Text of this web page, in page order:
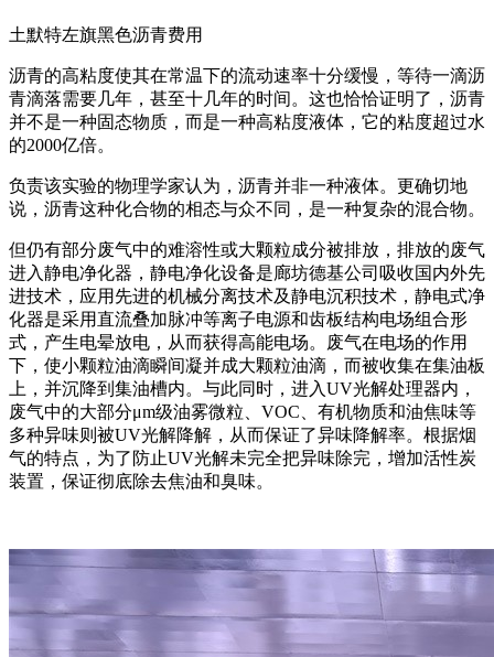
土默特左旗黑色沥青费用
沥青的高粘度使其在常温下的流动速率十分缓慢，等待一滴沥
青滴落需要几年，甚至十几年的时间。这也恰恰证明了，沥青
并不是一种固态物质，而是一种高粘度液体，它的粘度超过水
的2000亿倍。
负责该实验的物理学家认为，沥青并非一种液体。更确切地
说，沥青这种化合物的相态与众不同，是一种复杂的混合物。
但仍有部分废气中的难溶性或大颗粒成分被排放，排放的废气
进入静电净化器，静电净化设备是廊坊德基公司吸收国内外先
进技术，应用先进的机械分离技术及静电沉积技术，静电式净
化器是采用直流叠加脉冲等离子电源和齿板结构电场组合形
式，产生电晕放电，从而获得高能电场。废气在电场的作用
下，使小颗粒油滴瞬间凝并成大颗粒油滴，而被收集在集油板
上，并沉降到集油槽内。与此同时，进入UV光解处理器内，
废气中的大部分μm级油雾微粒、VOC、有机物质和油焦味等
多种异味则被UV光解降解，从而保证了异味降解率。根据烟
气的特点，为了防止UV光解未完全把异味除完，增加活性炭
装置，保证彻底除去焦油和臭味。